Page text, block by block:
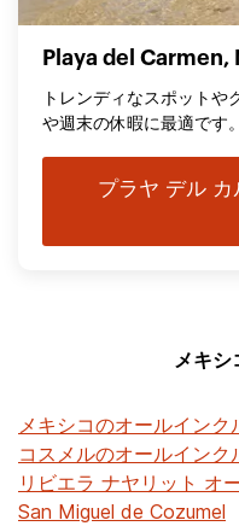
Playa del Carmen,
トレンディなスポット
や週末の休暇に最適です。
プラヤ デル
メキシ
メキシコのオールイン
コスメルのオールインク
リビエラ ナヤリット オ
San Miguel de Cozumel